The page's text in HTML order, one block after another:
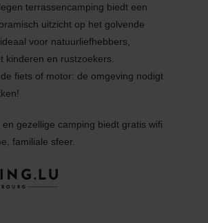
terrassencamping biedt een
uitzicht op het golvende
voor natuurliefhebbers,
kinderen en rustzoekers.
fiets of motor: de omgeving nodigt
gezellige camping biedt gratis wifi
familiale sfeer.